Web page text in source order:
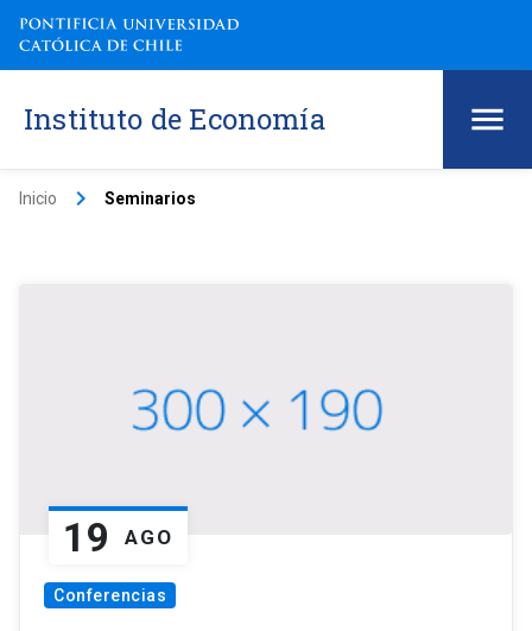
Instituto de Economía
Inicio keyboard_arrow_right Seminarios
19 AGO
Conferencias